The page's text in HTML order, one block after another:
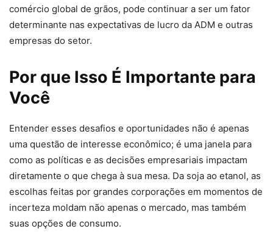
comércio global de grãos, pode continuar a ser um fator
determinante nas expectativas de lucro da ADM e outras
empresas do setor.
Por que Isso É Importante para
Você
Entender esses desafios e oportunidades não é apenas
uma questão de interesse econômico; é uma janela para
como as políticas e as decisões empresariais impactam
diretamente o que chega à sua mesa. Da soja ao etanol, as
escolhas feitas por grandes corporações em momentos de
incerteza moldam não apenas o mercado, mas também
suas opções de consumo.